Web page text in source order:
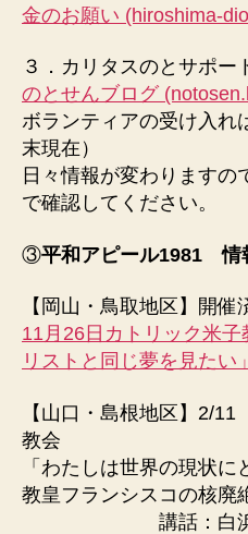
金のお願い (hiroshima-
３．カリタスのとサポー
のとせんブログ
ボランティアの受け入れ
末現在）
日々情報が変わりますの
で確認してください。
③平和アピール1981 情
【岡山・鳥取地区】
11月26日カトリック米
リストと同じ夢を見たい
【山口・島根地区】2/
教会
「わたしは世界の現状に
教皇フランシスコの核廃
講話：白浜